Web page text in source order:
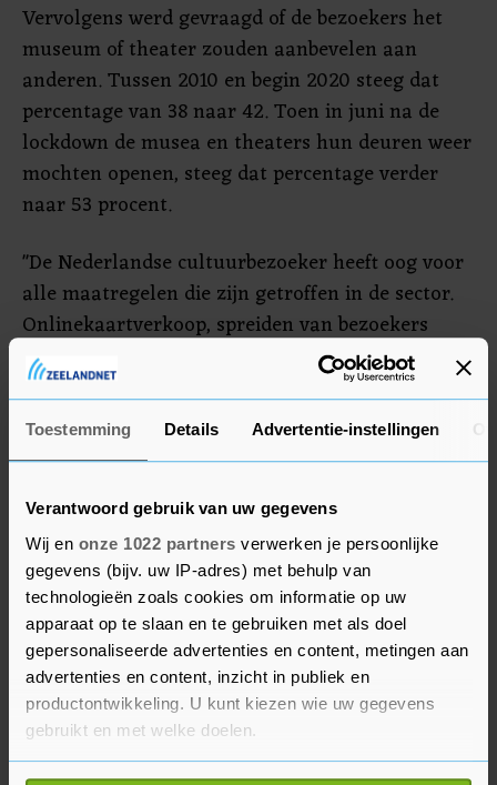
Toestemming Details Advertentie-instellingen
Verantwoord gebruik van uw gegevens
Wij en onze 1022 partners verwerken je persoonlijke
gegevens (bijv. uw IP-adres) met behulp van
technologieën zoals cookies om informatie op uw
apparaat op te slaan en te gebruiken met als doel
gepersonaliseerde advertenties en content, metingen aan
advertenties en content, inzicht in publiek en
productontwikkeling. U kunt kiezen wie uw gegevens
gebruikt en met welke doelen.
Vervolgens werd gevraagd of de bezoekers het
museum of theater zouden aanbevelen aan
anderen. Tussen 2010 en begin 2020 steeg dat
percentage van 38 naar 42. Toen in juni na de
lockdown de musea en theaters hun deuren weer
mochten openen, steeg dat percentage verder
naar 53 procent.
"De Nederlandse cultuurbezoeker heeft oog voor
alle maatregelen die zijn getroffen in de sector.
Onlinekaartverkoop, spreiden van bezoekers
door tijdsloten, goede looprichtingen in de
gebouwen", vertelt merkadviseur Hendrik Beerda.
"De maatregelen worden duidelijk op waarde